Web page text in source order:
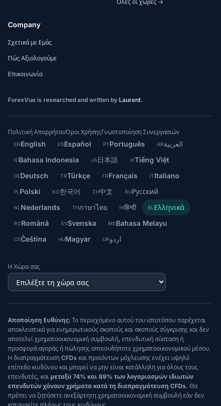
Όλες οι χώρες →
Company
Σχετικά με Εμάς
Πώς Αξιολογούμε
Επικοινωνία
ForexVue is researched and written by Laurent.
Πολιτική ΑπορρήτουΌροι ΧρήσηςΓνωστοποίηση Συνεργασιών
ENEnglish ESEspañol PTPortuguês ARالعربية
IDBahasa Indonesia JA日本語 VITiếng Việt
DEDeutsch TRTürkçe FRFrançais ITItaliano
PL Polski KO한국어 ZH中文 RUРусский
NL Nederlands THภาษาไทย HIहिन्दी EL Ελληνικά
RORomână SVSvenska MSBahasa Melayu
CSČeština HUMagyar URاردو
Η Χώρα σας
Αποποίηση Ευθύνης: Το περιεχόμενο αυτού του ιστοτόπου παρέχεται
αποκλειστικά για ενημερωτικούς σκοπούς και σκοπούς σύγκρισης και δεν
αποτελεί χρηματοοικονομική συμβουλή, επενδυτική σύσταση ή
προσφορά αγοράς ή πώλησης οποιουδήποτε χρηματοοικονομικού μέσου.
Η διαπραγμάτευση CFDs και προϊόντων μόχλευσης ενέχει υψηλό
επίπεδο κινδύνου και μπορεί να μην είναι κατάλληλη για όλους τους
επενδυτές, και μεταξύ 74% και 89% των λογαριασμών ιδιωτών
επενδυτών χάνουν χρήματα κατά τη διαπραγμάτευση CFDs. Θα
πρέπει να ζητήσετε ανεξάρτητη χρηματοοικονομική συμβουλή εάν δεν